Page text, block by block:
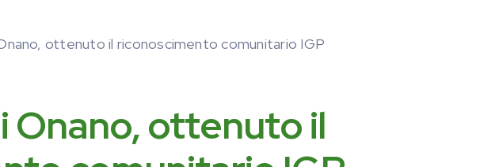
ottenuto il riconoscimento comunitario IGP
Onano, ottenuto il